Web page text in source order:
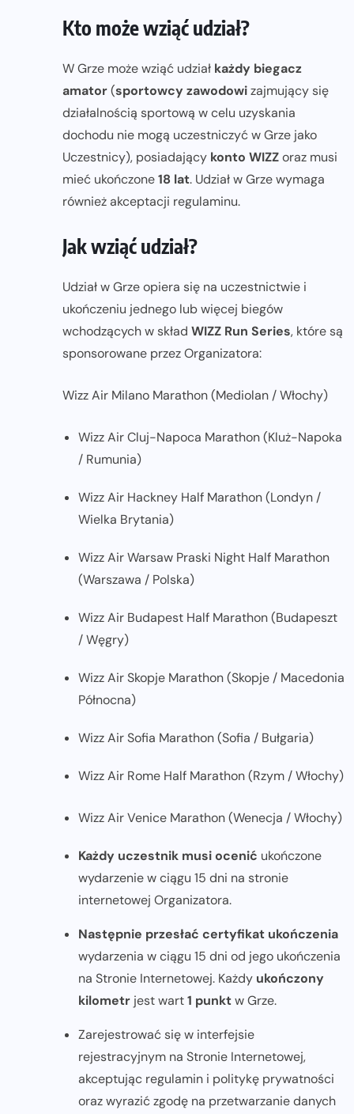
Kto może wziąć udział?
W Grze może wziąć udział każdy biegacz
amator(sportowcy zawodowizajmujący się
działalnością sportową w celu uzyskania
dochodu nie mogą uczestniczyć w Grze jako
Uczestnicy), posiadający konto WIZZoraz musi
mieć ukończone18 lat. Udział w Grze wymaga
również akceptacji regulaminu.
Jak wziąć udział?
Udział w Grze opiera się na uczestnictwie i
ukończeniu jednego lub więcej biegów
wchodzących w skład WIZZ Run Series, które są
sponsorowane przez Organizatora:
Wizz Air Milano Marathon (Mediolan / Włochy)
Wizz Air Cluj-Napoca Marathon (Kluż-Napoka
/ Rumunia)
Wizz Air Hackney Half Marathon (Londyn /
Wielka Brytania)
Wizz Air Warsaw Praski Night Half Marathon
(Warszawa / Polska)
Wizz Air Budapest Half Marathon (Budapeszt
/ Węgry)
Wizz Air Skopje Marathon (Skopje / Macedonia
Północna)
Wizz Air Sofia Marathon (Sofia / Bułgaria)
Wizz Air Rome Half Marathon (Rzym / Włochy)
Wizz Air Venice Marathon (Wenecja / Włochy)
Każdy uczestnik musi ocenić ukończone
wydarzenie w ciągu 15 dni na stronie
internetowej Organizatora.
Następnie przesłać certyfikat ukończenia
wydarzenia w ciągu 15 dni od jego ukończenia
na Stronie Internetowej. Każdy ukończony
kilometr jest wart1 punktw Grze.
Zarejestrować się w interfejsie
rejestracyjnym na Stronie Internetowej,
akceptując regulamin i politykę prywatności
oraz wyrazić zgodę na przetwarzanie danych